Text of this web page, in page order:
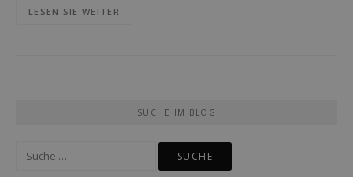
LESEN SIE WEITER
SUCHE IM BLOG
Suche